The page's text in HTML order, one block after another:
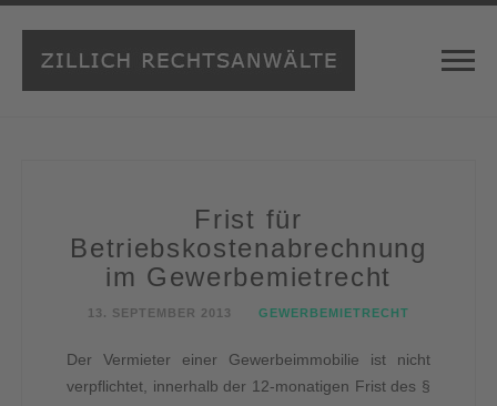
Frist für
Betriebskostenabrechnung
im Gewerbemietrecht
13. SEPTEMBER 2013 GEWERBEMIETRECHT
Der Vermieter einer Gewerbeimmobilie ist nicht
verpflichtet, innerhalb der 12-monatigen Frist des §